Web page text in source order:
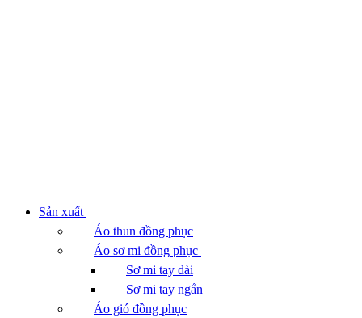
Sản xuất
Áo thun đồng phục
Áo sơ mi đồng phục
Sơ mi tay dài
Sơ mi tay ngắn
Áo gió đồng phục